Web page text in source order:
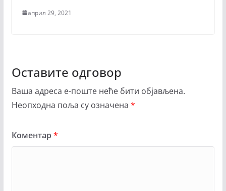
април 29, 2021
Оставите одговор
Ваша адреса е-поште неће бити објављена.
Неопходна поља су означена *
Коментар*